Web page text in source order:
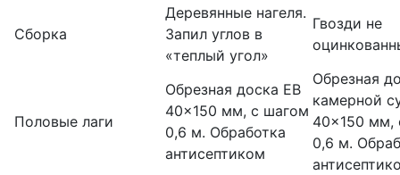
Сборка
Деревянные нагеля.
Запил углов в
«теплый угол»
Гвозди не
Половые лаги
Обрезная доска ЕВ
40×150 мм, с шагом
0,6 м. Обработка
антисептиком
Обрезная
камерной
40×150 мм,
0,6 м.